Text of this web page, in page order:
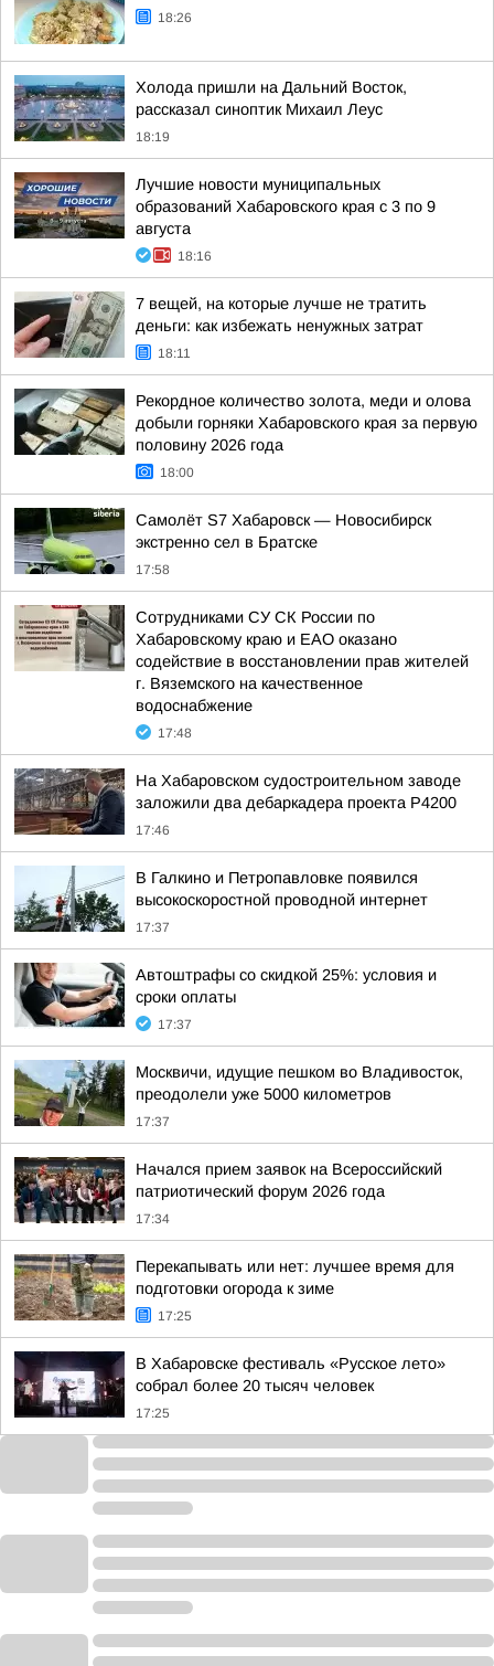
18:26
Холода пришли на Дальний Восток,
рассказал синоптик Михаил Леус
18:19
Лучшие новости муниципальных
образований Хабаровского края с 3 по 9
августа
18:16
7 вещей, на которые лучше не тратить
деньги: как избежать ненужных затрат
18:11
Рекордное количество золота, меди и олова
добыли горняки Хабаровского края за первую
половину 2026 года
18:00
Самолёт S7 Хабаровск — Новосибирск
экстренно сел в Братске
17:58
Сотрудниками СУ СК России по
Хабаровскому краю и ЕАО оказано
содействие в восстановлении прав жителей
г. Вяземского на качественное
водоснабжение
17:48
На Хабаровском судостроительном заводе
заложили два дебаркадера проекта Р4200
17:46
В Галкино и Петропавловке появился
высокоскоростной проводной интернет
17:37
Автоштрафы со скидкой 25%: условия и
сроки оплаты
17:37
Москвичи, идущие пешком во Владивосток,
преодолели уже 5000 километров
17:37
Начался прием заявок на Всероссийский
патриотический форум 2026 года
17:34
Перекапывать или нет: лучшее время для
подготовки огорода к зиме
17:25
В Хабаровске фестиваль «Русское лето»
собрал более 20 тысяч человек
17:25